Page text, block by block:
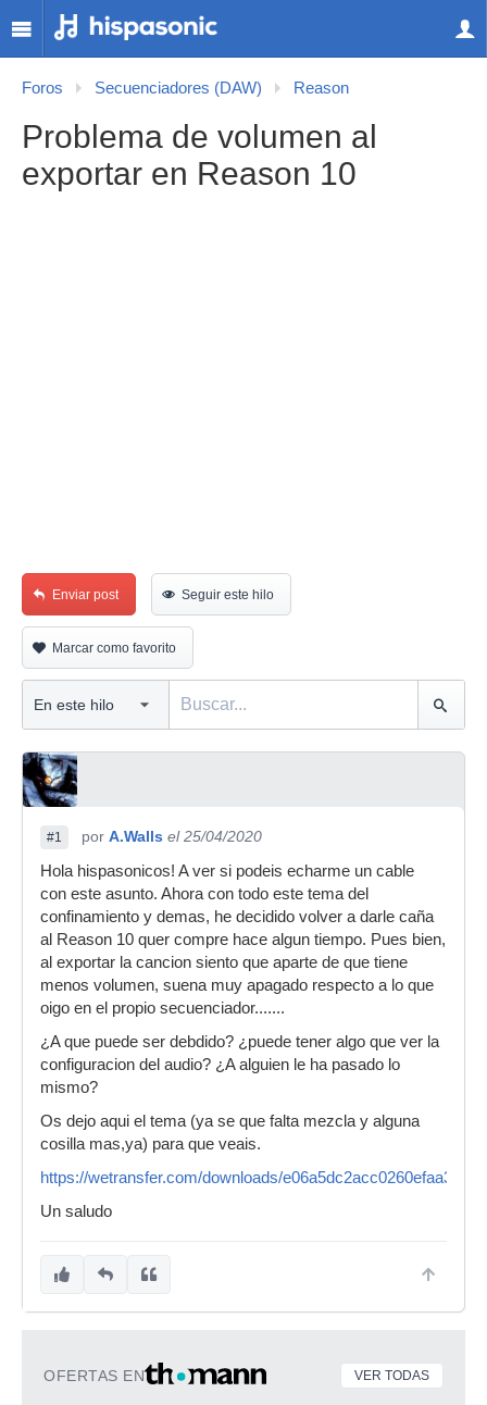
Foros Secuenciadores (DAW) Reason
Problema de volumen al
exportar en Reason 10
Enviar post Seguir este hilo
Marcar como favorito
#1 por A.Walls el 25/04/2020
Hola hispasonicos! A ver si podeis echarme un cable
con este asunto. Ahora con todo este tema del
confinamiento y demas, he decidido volver a darle caña
al Reason 10 quer compre hace algun tiempo. Pues bien,
al exportar la cancion siento que aparte de que tiene
menos volumen, suena muy apagado respecto a lo que
oigo en el propio secuenciador.......
¿A que puede ser debdido? ¿puede tener algo que ver la
configuracion del audio? ¿A alguien le ha pasado lo
mismo?
Os dejo aqui el tema (ya se que falta mezcla y alguna
cosilla mas,ya) para que veais.
https://wetransfer.com/downloads/
Un saludo
OFERTAS EN VER TODAS